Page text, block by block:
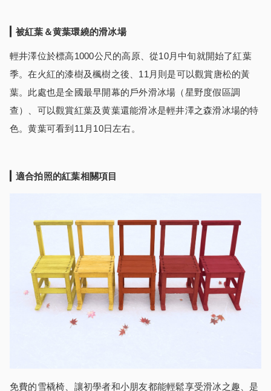
被紅葉＆黄葉環繞的滑冰場
輕井澤位於標高1000公尺的高原、從10月中旬就開始了紅葉
季。在火紅的漆樹及楓樹之後、11月則是可以觀賞唐松的黃
葉。此處也是全國最早開幕的戶外滑冰場（星野度假區調
查）、可以觀賞紅葉及黄葉還能滑冰是輕井澤之森滑冰場的特
色。黄葉可看到11月10日左右。
適合拍照的紅葉相關項目
免費的雪橇椅、讓初學者和小朋友都能輕鬆享受滑冰之趣、是